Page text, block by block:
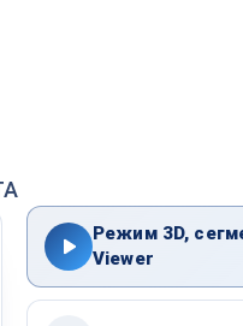
Режим 3D,
Viewer